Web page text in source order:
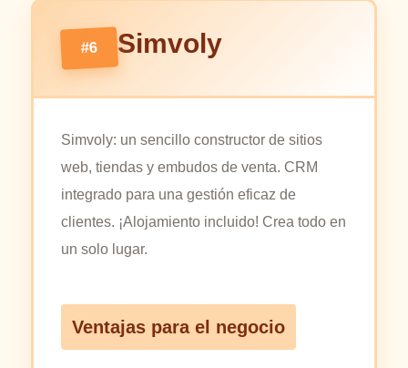
#6 Simvoly
Simvoly: un sencillo constructor de sitios
web, tiendas y embudos de venta. CRM
integrado para una gestión eficaz de
clientes. ¡Alojamiento incluido! Crea todo en
un solo lugar.
Ventajas para el negocio